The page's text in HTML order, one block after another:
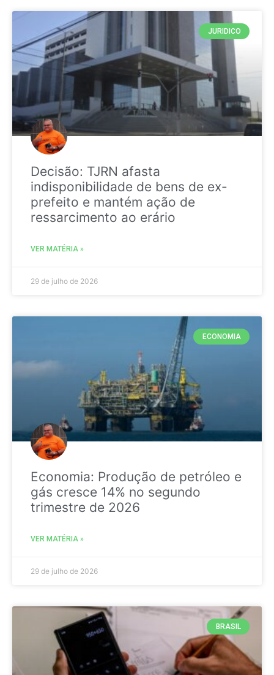
JURIDICO
Decisão: TJRN afasta
indisponibilidade de bens de ex-
prefeito e mantém ação de
ressarcimento ao erário
VER MATÉRIA »
29 de julho de 2026
ECONOMIA
Economia: Produção de petróleo e
gás cresce 14% no segundo
trimestre de 2026
VER MATÉRIA »
29 de julho de 2026
BRASIL